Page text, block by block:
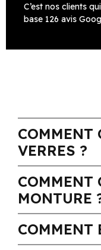
C’est nos clients
base 126 avis
COMMENT
VERRES ?
MONTURE
COMMENT